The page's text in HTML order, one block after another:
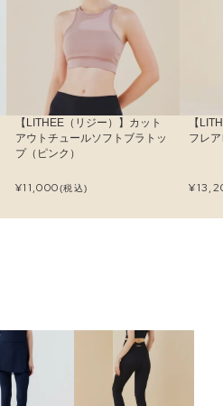
【LITHEE（リジー）】カット
アウトチュールソフトブラトッ
プ（ピンク）
¥11,000(税込)
【
フレ
¥